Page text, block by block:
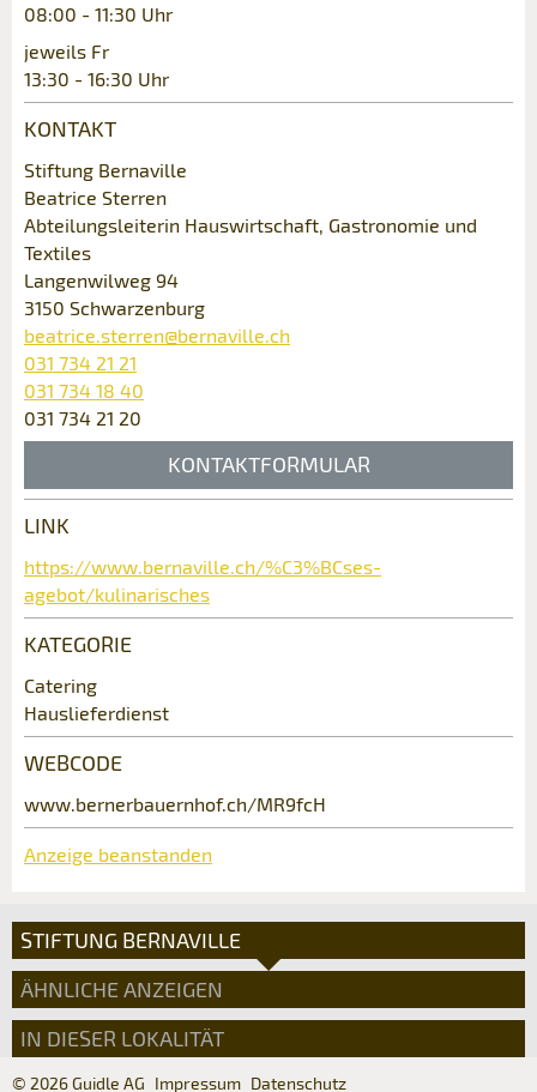
Nachricht
* Eingabe erforderlich
Zur Qualitätssicherung wird eine Kopie der E-Mail
an guidle übermittelt.
NACHRICHT SENDEN
Schliessen
* Eingabe erforderlich
ANZEIGE WEITEREMPFEHLEN
Schliessen
08:00 - 11:30 Uhr
jeweils Fr
13:30 - 16:30 Uhr
KONTAKT
Stiftung Bernaville
Beatrice Sterren
Abteilungsleiterin Hauswirtschaft, Gastronomie und
Textiles
Langenwilweg 94
3150 Schwarzenburg
beatrice.sterren@bernaville.ch
031 734 21 21
031 734 18 40
031 734 21 20
KONTAKTFORMULAR
Kontakt
Verfassen Sie eine Nachricht für die
Kontaktpersonen dieser Anzeige.
LINK
https://www.bernaville.ch/%C3%BCses-
agebot/kulinarisches
KATEGORIE
Catering
Hauslieferdienst
WEBCODE
www.bernerbauernhof.ch/MR9fcH
Anzeige beanstanden
STIFTUNG BERNAVILLE
ÄHNLICHE ANZEIGEN
IN DIESER LOKALITÄT
© 2026 Guidle AG Impressum Datenschutz